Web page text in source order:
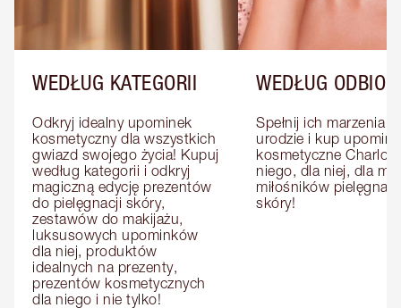
WEDŁUG KATEGORII
Odkryj idealny upominek
kosmetyczny dla wszystkich
gwiazd swojego życia! Kupuj
według kategorii i odkryj
magiczną edycję prezentów
do pielęgnacji skóry,
zestawów do makijażu,
luksusowych upominków
dla niej, produktów
idealnych na prezenty,
prezentów kosmetycznych
dla niego i nie tylko!
WEDŁUG
Spełnij ich marzenia o
urodzie i kup
kosmetyczne
niego, dla niej, dla
miłośników pielęgnacji
skóry!